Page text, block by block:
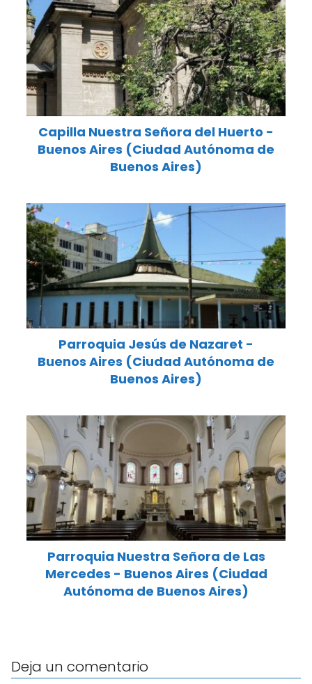
Capilla Nuestra Señora del Huerto -
Buenos Aires (Ciudad Autónoma de
Buenos Aires)
Parroquia Jesús de Nazaret -
Buenos Aires (Ciudad Autónoma de
Buenos Aires)
Parroquia Nuestra Señora de Las
Mercedes - Buenos Aires (Ciudad
Autónoma de Buenos Aires)
Deja un comentario